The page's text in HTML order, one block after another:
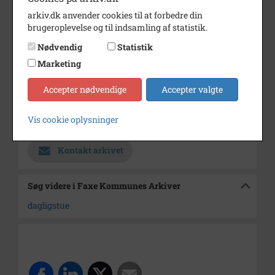
Dateringsnote
1900-1930
Fotograf
Se på kort
Type
Kommune (1970-2050)
Enhed
Faxe Kommune (2007-2050)
Arkiv
Kontakt arkivet
Søg videre i Faxe Kommunes Arkiver
dagligstue
arkiv.dk anvender cookies til at forbedre din
brugeroplevelse og til indsamling af statistik.
Nødvendig
Statistik
Marketing
Accepter nødvendige Accepter valgte
Vis cookie oplysninger